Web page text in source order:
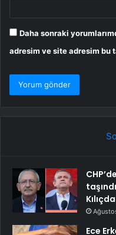
Daha sonraki
adresim ve site adresim bu
Ece